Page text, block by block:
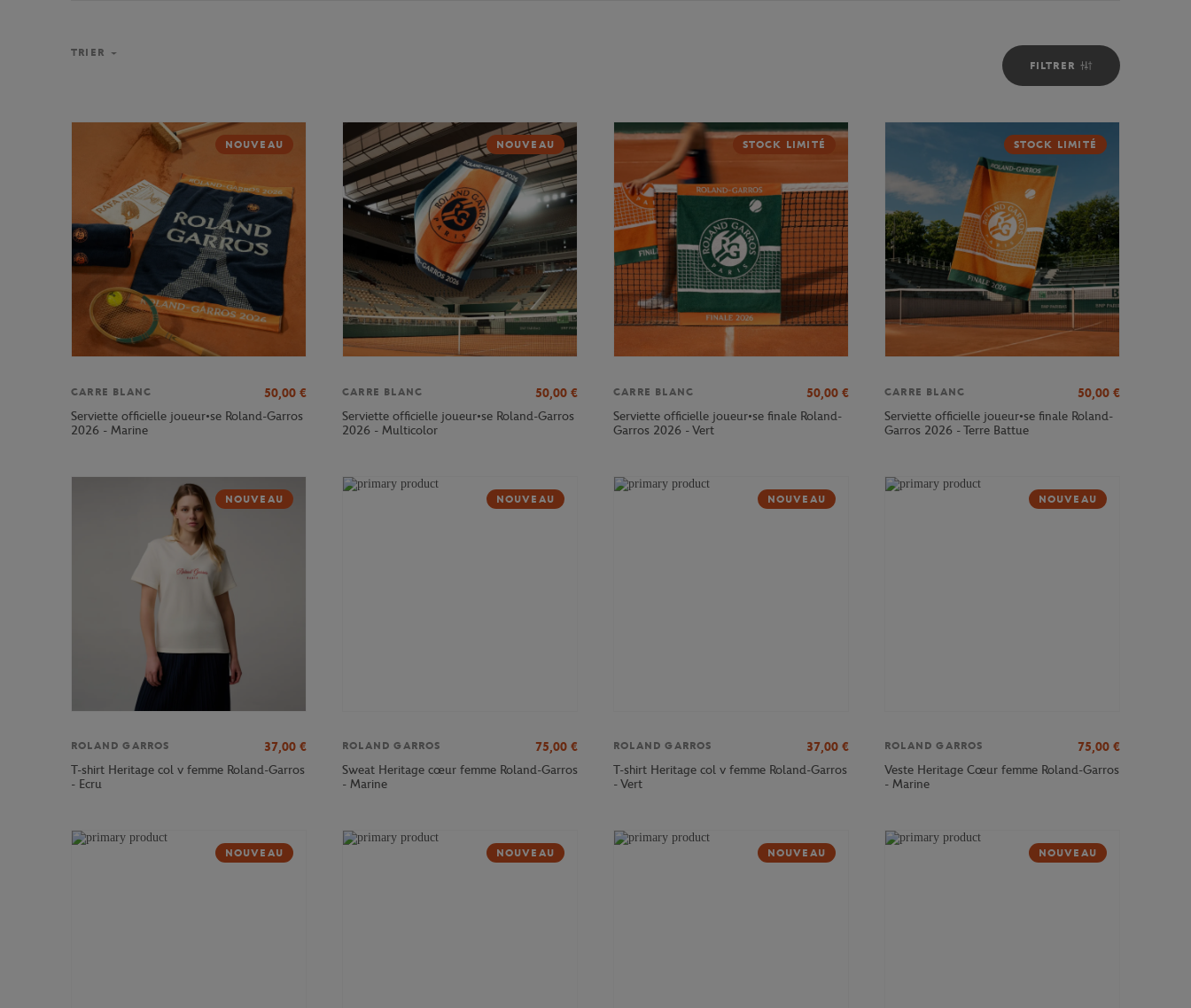
FILTRER
TRIER
NOUVEAU
CARRE BLANC 50,00 €
Serviette officielle joueur•se Roland-Garros
2026 - Marine
NOUVEAU
CARRE BLANC 50,00 €
Serviette officielle joueur•se Roland-Garros
2026 - Multicolor
STOCK LIMITÉ
CARRE BLANC 50,00 €
Serviette officielle joueur•se finale Roland-
Garros 2026 - Vert
STOCK LIMITÉ
CARRE BLANC 50,00 €
Serviette officielle joueur•se finale Roland-
Garros 2026 - Terre Battue
NOUVEAU
ROLAND GARROS 37,00 €
T-shirt Heritage col v femme Roland-Garros
- Ecru
NOUVEAU
ROLAND GARROS 75,00 €
Sweat Heritage cœur femme Roland-Garros
- Marine
NOUVEAU
ROLAND GARROS 37,00 €
T-shirt Heritage col v femme Roland-Garros
- Vert
NOUVEAU
ROLAND GARROS 75,00 €
Veste Heritage Cœur femme Roland-Garros
- Marine
NOUVEAU NOUVEAU NOUVEAU NOUVEAU